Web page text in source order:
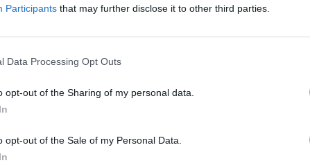
Participants that may further disclose it to other third parties.
Data Processing Opt Outs
opt-out of the Sharing of my personal data.
opt-out of the Sale of my Personal Data.
naar Ajax - Vojvodina
van der Vaart en Sylvie Meis door de jaren heen
Ajax en FC Twente in Europa
"Kampioen met Jong Ajax"